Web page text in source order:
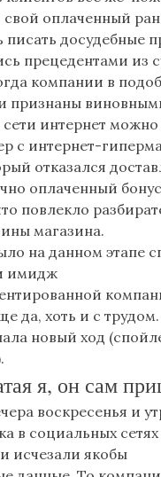
свой оплаченный
писать досудебные
прецедентами из
компании в
признаны
сети интернет можно
с интернет-
отказался
оплаченный
повлекло
магазина.
на данном этапе
имидж
да, хоть и с
новый ход
я, он сам
воскресенья и
в социальных сетях
исчезали якобы